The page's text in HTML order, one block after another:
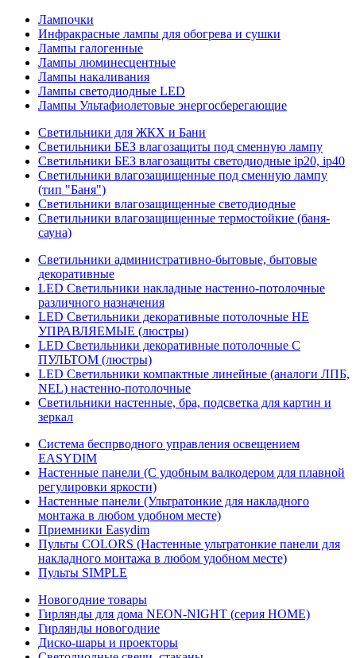
Лампочки
Инфракрасные лампы для обогрева и сушки
Лампы галогенные
Лампы люминесцентные
Лампы накаливания
Лампы светодиодные LED
Лампы Ультафиолетовые энергосберегающие
Светильники для ЖКХ и Бани
Светильники БЕЗ влагозащиты под сменную лампу
Светильники БЕЗ влагозащиты светодиодные ip20, ip40
Светильники влагозащищенные под сменную лампу
(тип "Баня")
Светильники влагозащищенные светодиодные
Светильники влагозащищенные термостойкие (баня-
сауна)
Светильники административно-бытовые, бытовые
декоративные
LED Cветильники накладные настенно-потолочные
различного назначения
LED Светильники декоративные потолочные НЕ
УПРАВЛЯЕМЫЕ (люстры)
LED Светильники декоративные потолочные С
ПУЛЬТОМ (люстры)
LED Светильники компактные линейные (аналоги ЛПБ,
NEL) настенно-потолочные
Светильники настенные, бра, подсветка для картин и
зеркал
Система беспрводного управления освещением
EASYDIM
Настенные панели (С удобным валкодером для плавной
регулировки яркости)
Настенные панели (Ультратонкие для накладного
монтажа в любом удобном месте)
Приемники Easydim
Пульты COLORS (Настенные ультратонкие панели для
накладного монтажа в любом удобном месте)
Пульты SIMPLE
Новогодние товары
Гирлянды для дома NEON-NIGHT (серия HOME)
Гирлянды новогодние
Диско-шары и проекторы